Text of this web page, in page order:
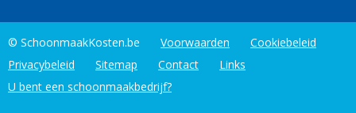
© SchoonmaakKosten.be Voorwaarden
Cookiebeleid
Privacybeleid
Sitemap Contact
Links
U bent een schoonmaakbedrijf?